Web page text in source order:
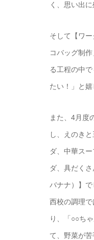
く、思い出
そして【ワ
コバッグ制
る工程の中
たい！」と
また、4月度
し、えのき
ダ、中華ス
ダ、具だく
バナナ）】
西校の調理
り、「○○ち
て、野菜が